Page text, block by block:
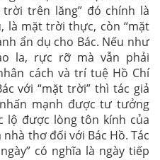
trên lăng” đó chính là
là mặt trời thực, còn “mặt
ẩn dụ cho Bác. Nếu như
la, rực rỡ mà vẫn phải
cách và trí tuệ Hồ Chí
với “mặt trời” thì tác giả
mạnh được tư tưởng
lộ được lòng tôn kính của
thơ đối với Bác Hồ. Tác
có nghĩa là ngày tiếp